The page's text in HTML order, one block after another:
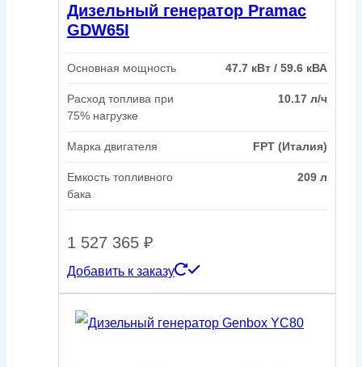
Дизельный генератор Pramac
GDW65I
Основная мощность 47.7 кВт / 59.6 кВА
Расход топлива при
75% нагрузке
10.17 л/ч
Марка двигателя FPT (Италия)
Емкость топливного
бака
209 л
1 527 365 ₽
Добавить к заказу